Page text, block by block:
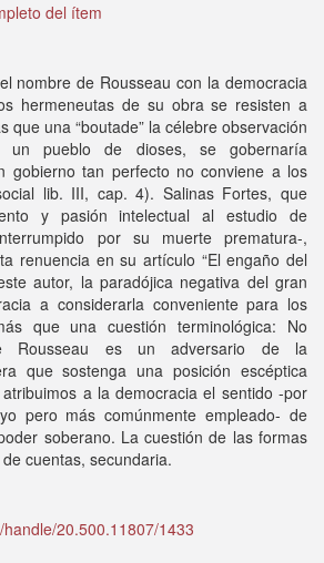
del ítem
nombre de Rousseau con la democracia
hermeneutas de su obra se resisten a
que una “boutade” la célebre observación
pueblo de dioses, se gobernaría
gobierno tan perfecto no conviene a los
lib. III, cap. 4). Salinas Fortes, que
y pasión intelectual al estudio de
por su muerte prematura-,
renuencia en su artículo “El engaño del
autor, la paradójica negativa del gran
a considerarla conveniente para los
que una cuestión terminológica: No
Rousseau es un adversario de la
que sostenga una posición escéptica
a la democracia el sentido -por
pero más comúnmente empleado- de
soberano. La cuestión de las formas
cuentas, secundaria.
20.500.11807/1433